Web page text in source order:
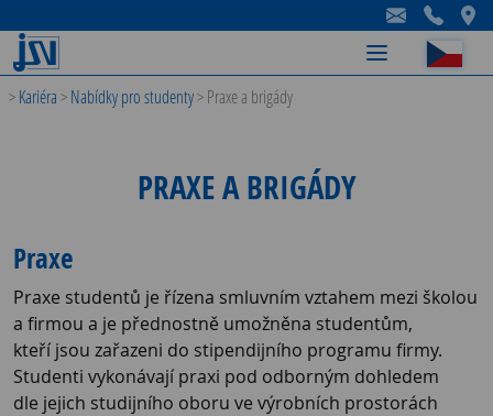
-
-
-
>Kariéra>Nabídky pro studenty>Praxe a brigády
PRAXE A BRIGÁDY
Praxe
Praxe studentů je řízena smluvním vztahem mezi školou
a firmou a je přednostně umožněna studentům,
kteří jsou zařazeni do stipendijního programu firmy.
Studenti vykonávají praxi pod odborným dohledem
dle jejich studijního oboru ve výrobních prostorách